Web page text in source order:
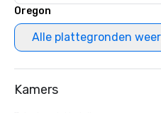
Oregon
Alle plattegronden
Kamers